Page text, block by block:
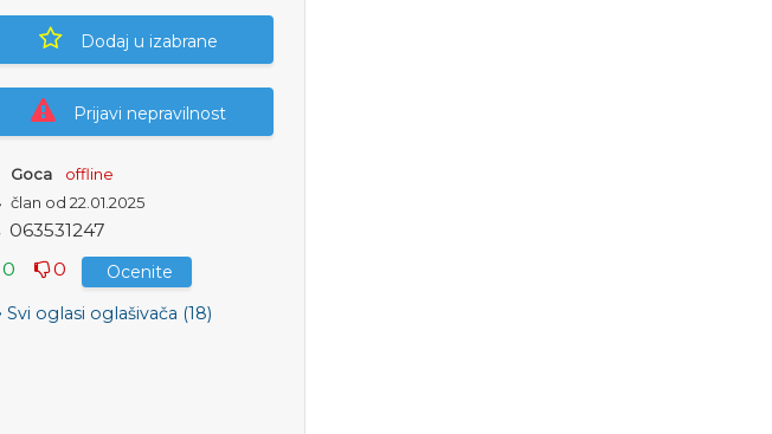
Dodaj u izabrane
Prijavi nepravilnost
Goca
offline
član od 22.01.2025
063531247
0
0
Ocenite
Svi oglasi oglašivača (18)